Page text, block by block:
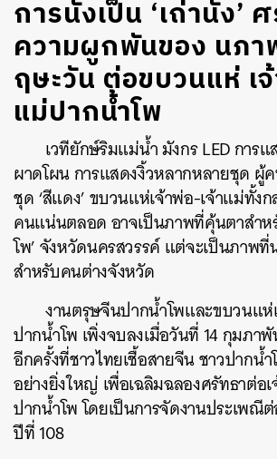
การนั่งเป็น ‘เถ่านั้ง’
ความผูกพันของ นภา
ฤษะวัน ต่อขบวนแห่ เ
แม่ปากน้ำโพ
เวทียักษ์ริมแม่น้ำ มังกร LED การแ
ผาดโผน การแสดงงิ้วหลากหลายชุด ผู้
ชุด ‘สีแดง’ ขบวนแห่เจ้าพ่อ-เจ้าแม่ทั้ง
คนแน่นตลอด อาจเป็นภาพที่คุ้นตาสำห
โพ’ จังหวัดนครสวรรค์ แต่จะเป็นภาพที่
สำหรับคนต่างจังหวัด
งานตรุษจีนปากน้ำโพและขบวนแห่
ปากน้ำโพ เพิ่งจบลงเมื่อวันที่ 14 กุมภา
อีกครั้งที่ชาวไทยเชื้อสายจีน ชาวปากน้
อย่างยิ่งใหญ่ เพื่อเฉลิมฉลองศรัทธาต่อ
ปากน้ำโพ โดยเป็นการจัดงานประเพณี
ปีที่ 108